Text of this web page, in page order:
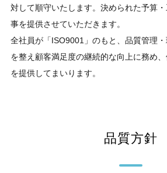
対して順守いたします。決められた予算
事を提供させていただきます。
全社員が「ISO9001」のもと、品質管理
を整え顧客満足度の継続的な向上に務め
を提供してまいります。
品質方針